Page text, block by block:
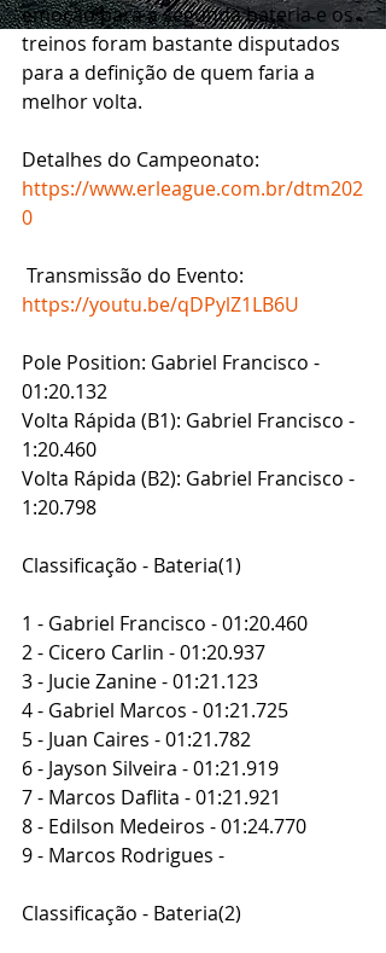
emoção para a segunda bateria e os
treinos foram bastante disputados
para a definição de quem faria a
melhor volta.
Detalhes do Campeonato:
https://www.erleague.com.br/dtm202
0
Transmissão do Evento:
https://youtu.be/qDPylZ1LB6U
Pole Position: Gabriel Francisco -
01:20.132
Volta Rápida (B1): Gabriel Francisco -
1:20.460
Volta Rápida (B2): Gabriel Francisco -
1:20.798
Classificação - Bateria(1)
1 - Gabriel Francisco - 01:20.460
2 - Cicero Carlin - 01:20.937
3 - Jucie Zanine - 01:21.123
4 - Gabriel Marcos - 01:21.725
5 - Juan Caires - 01:21.782
6 - Jayson Silveira - 01:21.919
7 - Marcos Daflita - 01:21.921
8 - Edilson Medeiros - 01:24.770
9 - Marcos Rodrigues -
Classificação - Bateria(2)